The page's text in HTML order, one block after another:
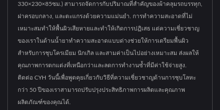
330×230×85ซม.) สามารถจัดการกับปริมาณที่สำคัญของผ้าคลุมรถบรรทุก,
ฝาครอบกลาง, และตะแกรงด้วยความแม่นยำ. การทำความสะอาดที่ไม่
เหมาะสมทำให้พื้นผิวเสียหายและทำให้เกิดการปฏิเสธ แต่ความเชี่ยวชาญ
ของเราในด้านน้ำยาทำความสะอาดแบบด่างช่วยให้การเตรียมพื้นผิว
สำหรับการชุบโครเมียม นิกเกิล และสามค่าเป็นไปอย่างเหมาะสม ส่งผลให้
คุณภาพการตกแต่งที่เหนือกว่าและลดการทำงานซ้ำที่มีค่าใช้จ่ายสูง.
ติดต่อ CYH วันนี้เพื่อพูดคุยเกี่ยวกับวิธีที่ความเชี่ยวชาญด้านการชุบโลหะ
กว่า 50 ปีของเราสามารถปรับปรุงประสิทธิภาพการผลิตและคุณภาพ
ผลิตภัณฑ์ของคุณได้.